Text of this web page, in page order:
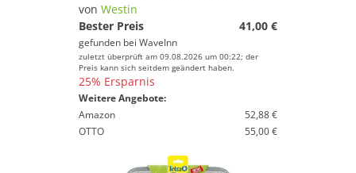
Kescher
Reusen
Rutenhalter
Rutentaschen
Angelschnüre
Bissanzeiger
von Westin
Bester Preis
41,00 €
gefunden bei WaveInn
zuletzt überprüft am 09.08.2026 um 00:22; der
Preis kann sich seitdem geändert haben.
25% Ersparnis
Weitere Angebote:
Amazon
52,88 €
OTTO
55,00 €